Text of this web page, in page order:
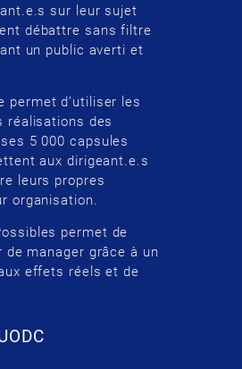
sur leur sujet
débattre sans filtre
un public averti et
permet d’utiliser les
réalisations des
5 000 capsules
aux dirigeant.e.s
leurs propres
organisation.
permet de
de manager grâce à un
effets réels et de